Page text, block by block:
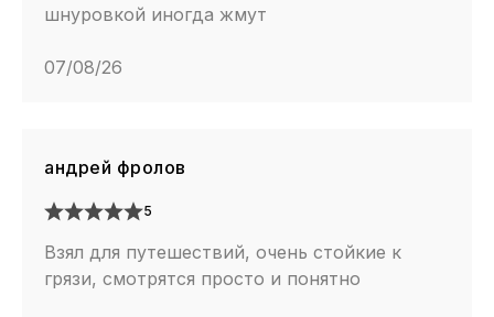
шнуровкой иногда жмут
07/08/26
андрей фролов
5
Взял для путешествий, очень стойкие к
грязи, смотрятся просто и понятно